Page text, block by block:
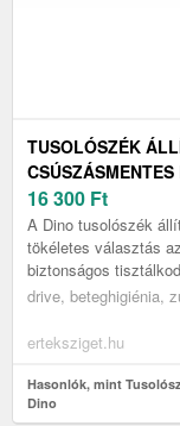
TUSOLÓSZÉK
16 300 Ft
A Dino tusolószék
tökéletes választás
biztonságos
drive, beteghigiénia,
erteksziget.hu
Hasonlók, mint
Dino